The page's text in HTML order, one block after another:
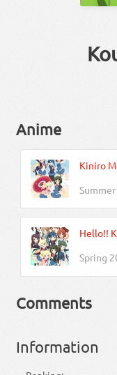
Anime
Kiniro
Hello!!
Spring
Comments
Information